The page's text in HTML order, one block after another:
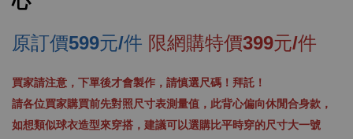
100%精梳環紡棉 亞洲版型 經典合身12色可選
原訂價599元/件 限網購特價399元/件
買家請注意，下單後才會製作，請慎選尺碼！拜託！
請各位買家購買前先對照尺寸表測量值，此背心偏向休閒合身款，
如想類似球衣造型來穿搭，建議可以選購比平時穿的尺寸大一號